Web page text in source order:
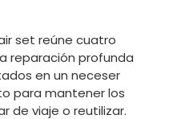
set reúne cuatro
reparación profunda
en un neceser
para mantener los
de viaje o reutilizar.